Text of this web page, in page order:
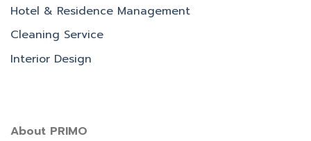
Hotel & Residence Management
Cleaning Service
Interior Design
About PRIMO